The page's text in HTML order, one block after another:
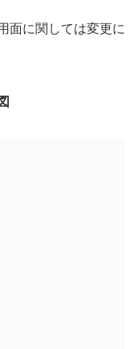
面に関しては変更に